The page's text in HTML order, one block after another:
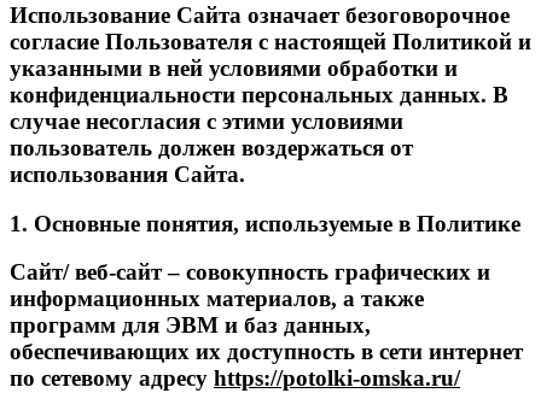
Использование Сайта означает безоговорочное
согласие Пользователя с настоящей Политикой и
указанными в ней условиями обработки и
конфиденциальности персональных данных. В
случае несогласия с этими условиями
пользователь должен воздержаться от
использования Сайта.
1. Основные понятия, используемые в Политике
Сайт/ веб-сайт – совокупность графических и
информационных материалов, а также
программ для ЭВМ и баз данных,
обеспечивающих их доступность в сети интернет
по сетевому адресу https://potolki-omska.ru/